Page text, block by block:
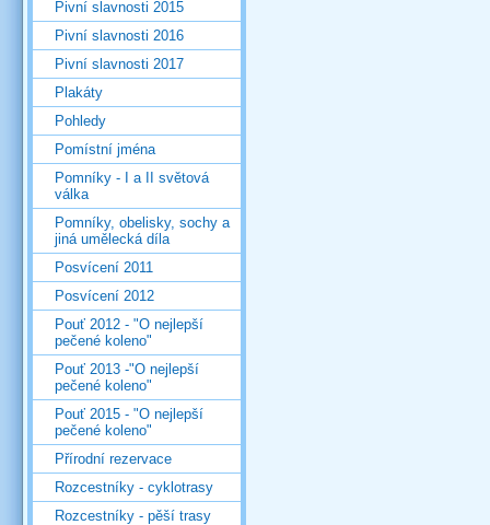
Pivní slavnosti 2015
Pivní slavnosti 2016
Pivní slavnosti 2017
Plakáty
Pohledy
Pomístní jména
Pomníky - I a II světová
válka
Pomníky, obelisky, sochy a
jiná umělecká díla
Posvícení 2011
Posvícení 2012
Pouť 2012 - "O nejlepší
pečené koleno"
Pouť 2013 -"O nejlepší
pečené koleno"
Pouť 2015 - "O nejlepší
pečené koleno"
Přírodní rezervace
Rozcestníky - cyklotrasy
Rozcestníky - pěší trasy